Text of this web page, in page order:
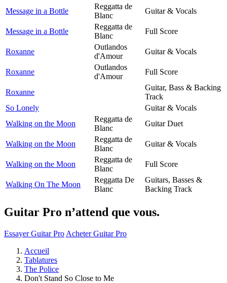
Message in a Bottle
Reggatta de
Blanc
Guitar & Vocals
Message in a Bottle
Reggatta de
Blanc
Full Score
Roxanne
Outlandos
d'Amour
Guitar & Vocals
Roxanne
Outlandos
d'Amour
Full Score
Roxanne
Guitar, Bass & Backing
Track
So Lonely
Guitar & Vocals
Walking on the Moon
Reggatta de
Blanc
Guitar Duet
Walking on the Moon
Reggatta de
Blanc
Guitar & Vocals
Walking on the Moon
Reggatta de
Blanc
Full Score
Walking On The Moon
Reggatta De
Blanc
Guitars, Basses &
Backing Track
Guitar Pro n’attend que vous.
Essayer Guitar Pro Acheter Guitar Pro
Accueil
Tablatures
The Police
Don't Stand So Close to Me